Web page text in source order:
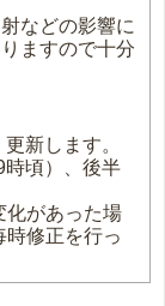
などの影響に
ますので十分
新します。
時頃）、後半
があった場
修正を行っ